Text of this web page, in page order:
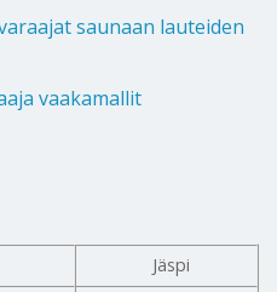
saunaan lauteiden
vaakamallit
Jäspi